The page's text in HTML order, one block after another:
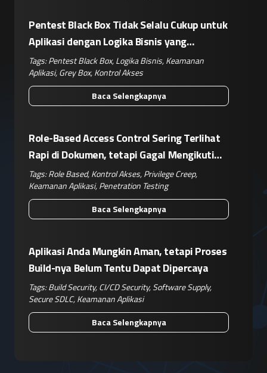
Pentest Black Box Tidak Selalu Cukup untuk
Aplikasi dengan Logika Bisnis yang
Kompleks
Tags:Pentest Black Box,Logika Bisnis,Keamanan
Aplikasi,Grey Box,Kontrol Akses
Baca Selengkapnya
Role-Based Access Control Sering Terlihat
Rapi di Dokumen, tetapi Gagal Mengikuti
Operasional Nyata
Tags:Role Based,Kontrol Akses,Privilege Creep,
Keamanan Aplikasi,Penetration Testing
Baca Selengkapnya
Aplikasi Anda Mungkin Aman, tetapi Proses
Build-nya Belum Tentu Dapat Dipercaya
Tags:Build Security,CI/CD Security,Software Supply,
Secure SDLC,Keamanan Aplikasi
Baca Selengkapnya